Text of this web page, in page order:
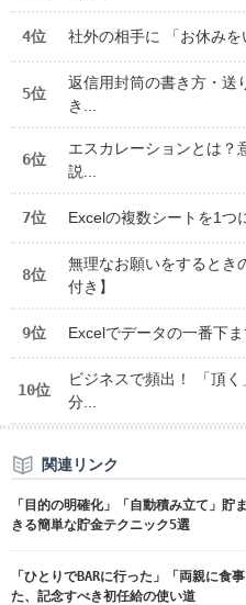
4位 社外の相手に 「お休みを
5位
返信用封筒の書き方・送
き...
6位
エスカレーションとは？
説...
7位 Excelの複数シートを1つ
8位
無理なお願いをするとき
付き】
9位 Excelでデータの一番下
10位
ビジネスで頻出！ 「頂
分...
関連リンク
「目的の明確化」「自動積み立て」貯
きる簡単な貯金テクニック5選
「ひとりでBARに行った」「両親に食
た、記念すべき初任給の使い道